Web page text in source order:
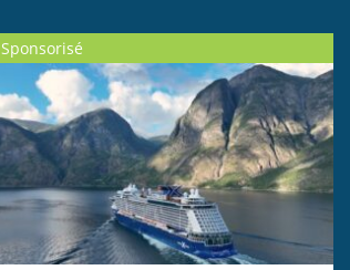
Sponsorisé